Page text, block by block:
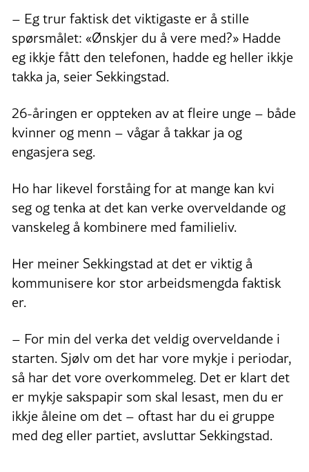
– Eg trur faktisk det viktigaste er å stille
spørsmålet: «Ønskjer du å vere med?» Hadde
eg ikkje fått den telefonen, hadde eg heller ikkje
takka ja, seier Sekkingstad.
26-åringen er oppteken av at fleire unge – både
kvinner og menn – vågar å takkar ja og
engasjera seg.
Ho har likevel forståing for at mange kan kvi
seg og tenka at det kan verke overveldande og
vanskeleg å kombinere med familieliv.
Her meiner Sekkingstad at det er viktig å
kommunisere kor stor arbeidsmengda faktisk
er.
– For min del verka det veldig overveldande i
starten. Sjølv om det har vore mykje i periodar,
så har det vore overkommeleg. Det er klart det
er mykje sakspapir som skal lesast, men du er
ikkje åleine om det – oftast har du ei gruppe
med deg eller partiet, avsluttar Sekkingstad.